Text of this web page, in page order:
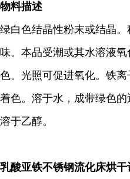
物料描述
绿白色结晶性粉末或结晶
味。本品受潮或其水溶液
色。光照可促进氧化。铁
着色。溶于水，成带绿色
溶于乙醇。
乳酸亚铁不锈钢流化床烘